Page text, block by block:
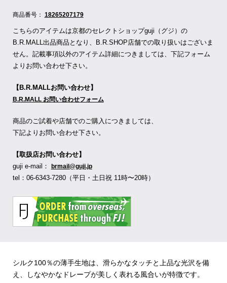
商品番号： 18265207179
こちらのアイテムは京都のセレクトショップguji（グジ）の
B.R.MALL出品商品となり、B.R.SHOP店舗での取り扱いはございま
せん。記載事項以外のアイテム詳細につきましては、下記フォーム
よりお問い合わせ下さい。
【B.R.MALLお問い合わせ】
B.R.MALL お問い合わせフォーム
商品のご試着や店舗でのご購入につきましては、
下記よりお問い合わせ下さい。
【取扱店お問い合わせ】
guji e-mail：
brmail@guji.jp
tel：06-6343-7280（平日・土日祝 11時〜20時）
シルク100％の薄手生地は、滑らかなタッチと上品な光沢を備
え、しなやかなドレープが美しく表れる風合いが特徴です。